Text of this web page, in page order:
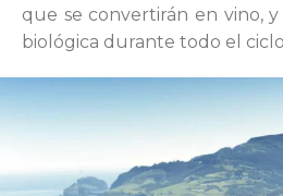
que se convertirán en vino,
biológica durante todo el